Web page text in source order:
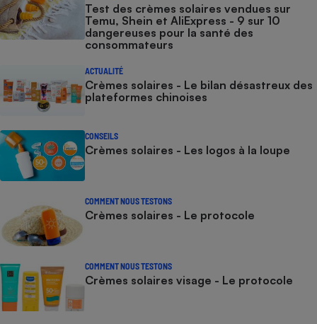
Test des crèmes solaires vendues sur
Temu, Shein et AliExpress - 9 sur 10
dangereuses pour la santé des
consommateurs
ACTUALITÉ
Crèmes solaires - Le bilan désastreux des
plateformes chinoises
CONSEILS
Crèmes solaires - Les logos à la loupe
COMMENT NOUS TESTONS
Crèmes solaires - Le protocole
COMMENT NOUS TESTONS
Crèmes solaires visage - Le protocole